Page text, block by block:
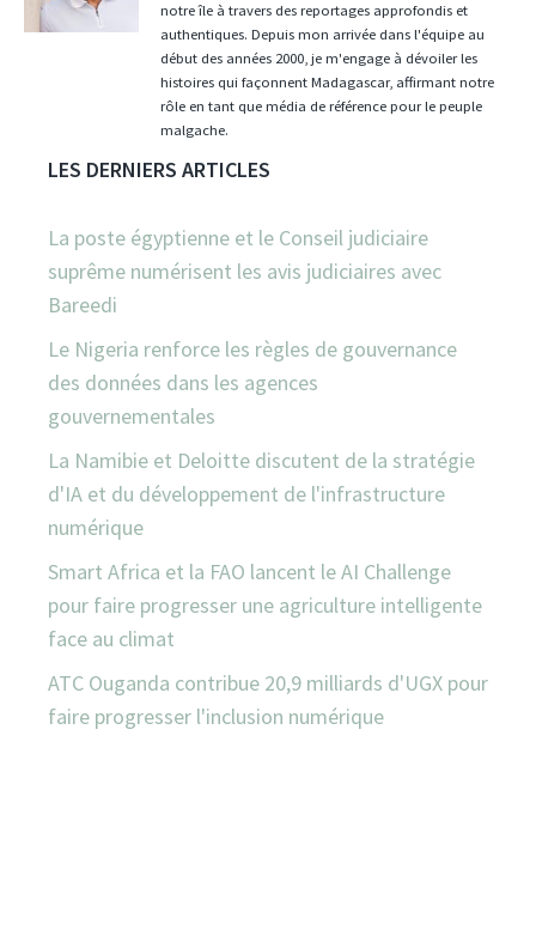
notre île à travers des reportages approfondis et
authentiques. Depuis mon arrivée dans l'équipe au
début des années 2000, je m'engage à dévoiler les
histoires qui façonnent Madagascar, affirmant notre
rôle en tant que média de référence pour le peuple
malgache.
LES DERNIERS ARTICLES
La poste égyptienne et le Conseil judiciaire
suprême numérisent les avis judiciaires avec
Bareedi
Le Nigeria renforce les règles de gouvernance
des données dans les agences
gouvernementales
La Namibie et Deloitte discutent de la stratégie
d'IA et du développement de l'infrastructure
numérique
Smart Africa et la FAO lancent le AI Challenge
pour faire progresser une agriculture intelligente
face au climat
ATC Ouganda contribue 20,9 milliards d'UGX pour
faire progresser l'inclusion numérique